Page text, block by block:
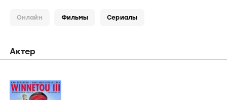
Онлайн Фильмы Сериалы
Актер